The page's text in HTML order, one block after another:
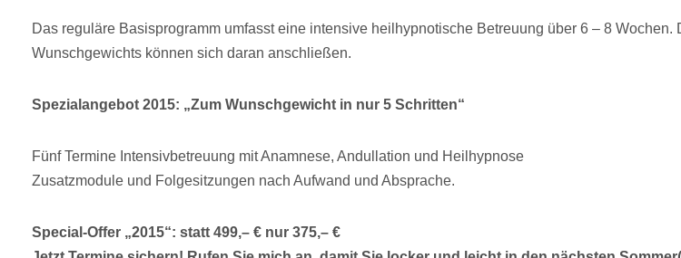
Das reguläre Basisprogramm umfasst eine intensive heilhypnotische Betreuung über 6 – 8
Wunschgewichts können sich daran anschließen.
Spezialangebot 2015: „Zum Wunschgewicht in nur 5 Schritten“
Fünf Termine Intensivbetreuung mit Anamnese, Andullation und Heilhypnose
Zusatzmodule und Folgesitzungen nach Aufwand und Absprache.
Special-Offer „2015“: statt 499,– € nur 375,– €